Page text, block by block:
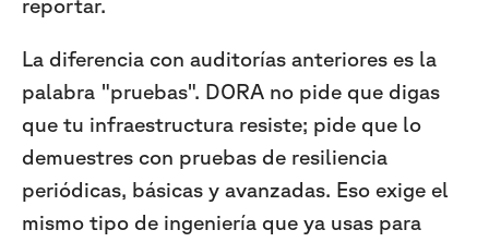
reportar.
La diferencia con auditorías anteriores es la
palabra "pruebas". DORA no pide que digas
que tu infraestructura resiste; pide que lo
demuestres con pruebas de resiliencia
periódicas, básicas y avanzadas. Eso exige el
mismo tipo de ingeniería que ya usas para